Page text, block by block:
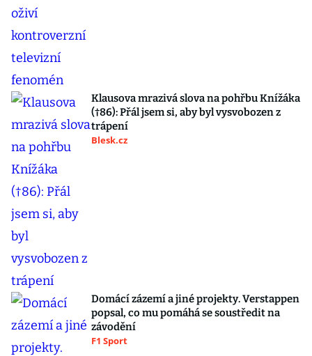
Klausova mrazivá slova na pohřbu Knížáka
(†86): Přál jsem si, aby byl vysvobozen z
trápení
Blesk.cz
Domácí zázemí a jiné projekty. Verstappen
popsal, co mu pomáhá se soustředit na
závodění
F1 Sport